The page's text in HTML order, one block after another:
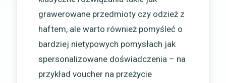
grawerowane przedmioty czy odzież z
haftem, ale warto również pomyśleć o
bardziej nietypowych pomysłach jak
spersonalizowane doświadczenia – na
przykład voucher na przeżycie